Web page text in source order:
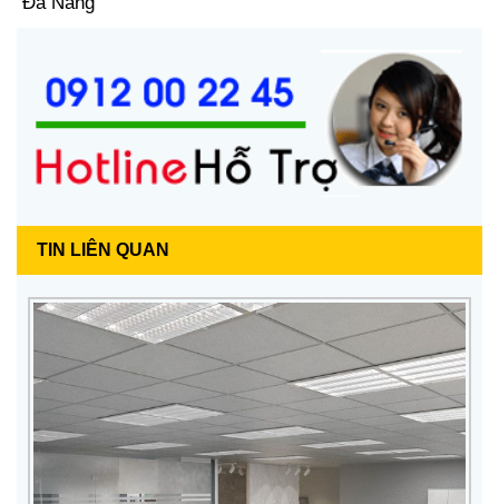
TIN LIÊN QUAN